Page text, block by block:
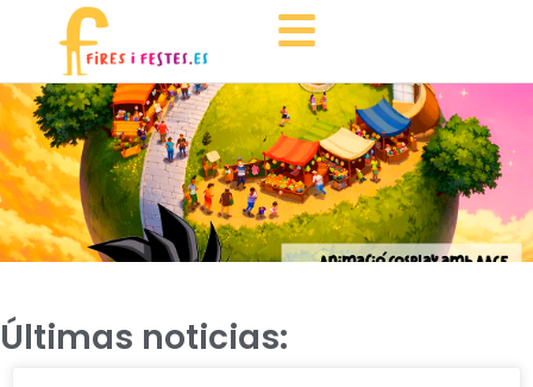
Últimas noticias: